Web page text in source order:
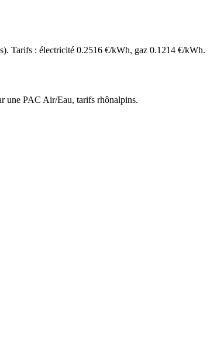
Tarifs : électricité 0.2516 €/kWh, gaz 0.1214 €/kWh.
une PAC Air/Eau, tarifs rhônalpins.